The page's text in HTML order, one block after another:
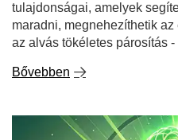
tulajdonságai, amelyek
maradni, megnehezíthetik
az alvás tökéletes párosítás
Bővebben